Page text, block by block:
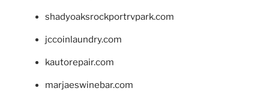
shadyoaksrockportrvpark.com
jccoinlaundry.com
kautorepair.com
marjaeswinebar.com